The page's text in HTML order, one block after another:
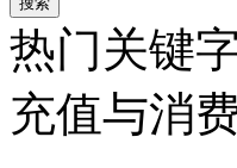
热门关键字
充值与消